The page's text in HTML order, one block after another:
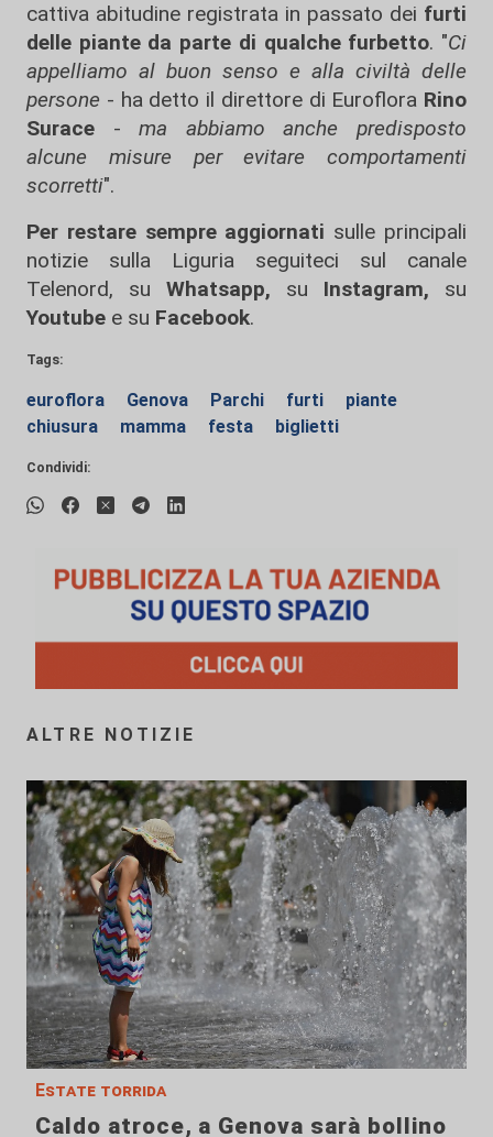
cattiva abitudine registrata in passato dei furti
delle piante da parte di qualche furbetto. "Ci
appelliamo al buon senso e alla civiltà delle
persone - ha detto il direttore di Euroflora Rino
Surace - ma abbiamo anche predisposto
alcune misure per evitare comportamenti
scorretti".
Per restare sempre aggiornati sulle principali
notizie sulla Liguria seguiteci sul canale
Telenord, su
Whatsapp, su Instagram, su
Youtube e su Facebook.
Tags:
euroflora Genova Parchi furti
piante
chiusura
mamma festa biglietti
Condividi:
ALTRE NOTIZIE
Estate torrida
Caldo atroce, a Genova sarà bollino